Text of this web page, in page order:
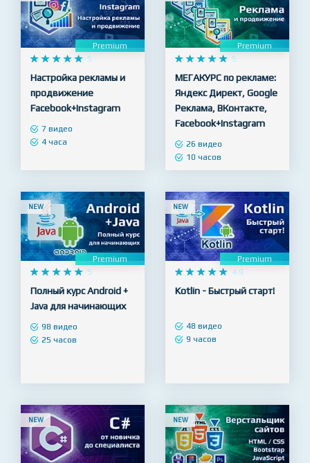
NEW
    
     5
Настройка рекламы и
продвижение
Facebook+Instagram
NEW
Premium
    
     5
МЕГАКУРС по рекламе:
Яндекс Директ, Google
Реклама, ВКонтакте,
Facebook+Instagram
10 часов
NEW
Premium
    
     5
Полный курс Android +
Java для начинающих
NEW
Premium
Kotlin - Быстрый старт!
NEW NEW